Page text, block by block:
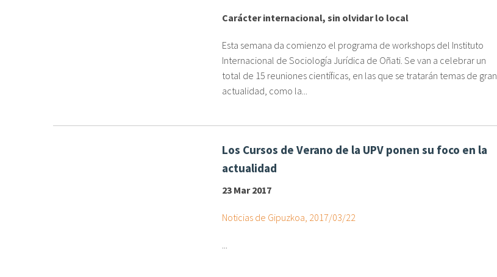
Carácter internacional, sin olvidar lo local
Esta semana da comienzo el programa de workshops del Instituto
Internacional de Sociología Jurídica de Oñati. Se van a celebrar un
total de 15 reuniones científicas, en las que se tratarán temas de gran
actualidad, como la...
Los Cursos de Verano de la UPV ponen su foco en la
actualidad
23 Mar 2017
Noticias de Gipuzkoa, 2017/03/22
...